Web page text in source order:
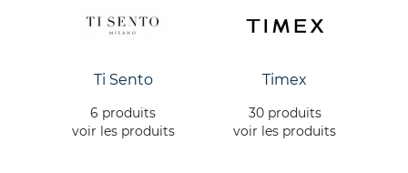
Ti Sento
6 produits
voir les produits
Timex
30 produits
voir les produits